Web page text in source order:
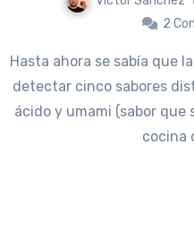
2
Hasta ahora se sabía que la lengua humana era capaz de
detectar cinco sabores
ácido y umami (sabor
cocina